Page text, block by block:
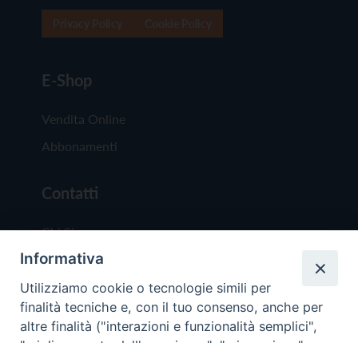
E-Shop
Vendita Online
Abbonamenti
Contatti
Chi Siamo
Redazione
Scrivici
Informativa
Utilizziamo cookie o tecnologie simili per
finalità tecniche e, con il tuo consenso, anche per
altre finalità ("interazioni e funzionalità semplici",